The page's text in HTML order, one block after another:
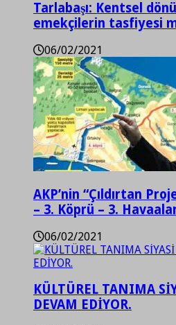
Tarlabaşı: Kentsel
emekçilerin tasfiyesi
06/02/2021
AKP’nin “Çıldırtan
– 3. Köprü – 3.
06/02/2021
KÜLTÜREL TANIMA
DEVAM EDİYOR.